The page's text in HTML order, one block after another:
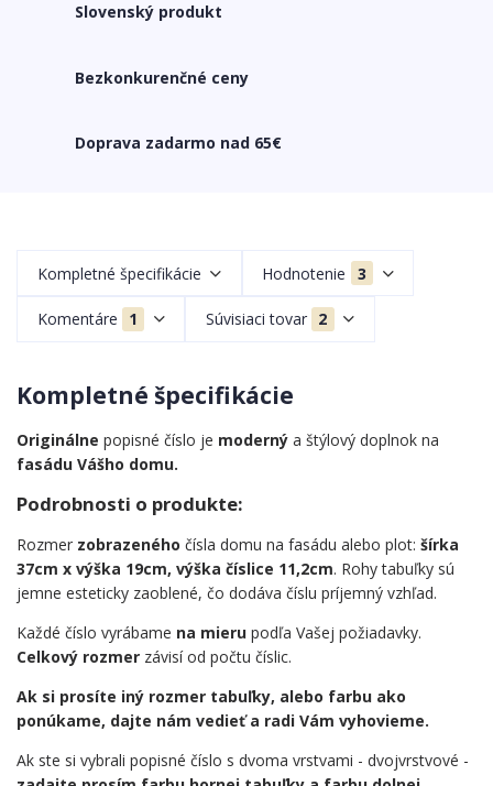
Slovenský produkt
Bezkonkurenčné ceny
Doprava zadarmo nad 65€
Kompletné špecifikácie Hodnotenie 3
Komentáre 1 Súvisiaci tovar 2
Kompletné špecifikácie
Originálne popisné číslo je moderný a štýlový doplnok na
fasádu Vášho domu.
Podrobnosti o produkte:
Rozmer zobrazeného čísla domu na fasádu alebo plot: šírka
37cm x výška 19cm, výška číslice 11,2cm. Rohy tabuľky sú
jemne esteticky zaoblené, čo dodáva číslu príjemný vzhľad.
Každé číslo vyrábame na mieru podľa Vašej požiadavky.
Celkový rozmer závisí od počtu číslic.
Ak si prosíte iný rozmer tabuľky, alebo farbu ako
ponúkame, dajte nám vedieť a radi Vám vyhovieme.
Ak ste si vybrali popisné číslo s dvoma vrstvami - dvojvrstvové -